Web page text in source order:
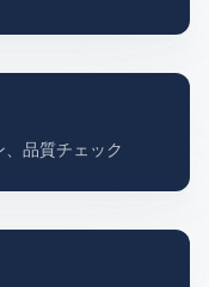
品質チェック